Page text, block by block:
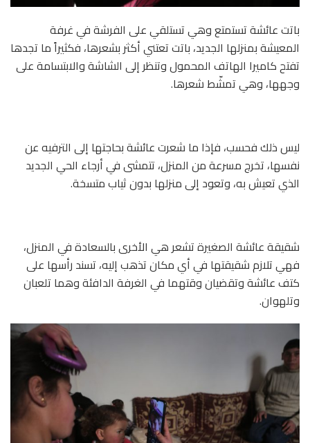
باتت عائشة تستمتع وهي تستلقي على الفرشة في غرفة
المعيشة بمنزلها الجديد، باتت تعتني أكثر بشعرها، فكثيراً ما تجدها
تفتح كاميرا الهاتف المحمول وتنظر إلى الشاشة والابتسامة على
وجهها، وهي تمشّط شعرها.
ليس ذلك فحسب، فإذا ما شعرت عائشة بحاجتها إلى الترفيه عن
نفسها، تخرج مسرعة من المنزل، تتمشى في أرجاء الحي الجديد
الذي تعيش به، وتعود إلى منزلها بدون ثياب متسخة.
شقيقة عائشة الصغيرة تشعر هي الأخرى بالسعادة في المنزل،
فهي تلازم شقيقتها في أي مكان تذهب إليه، تسند رأسها على
كتف عائشة وتقضيان وقتهما في الغرفة الدافئة وهما تلعبان
وتلهوان.